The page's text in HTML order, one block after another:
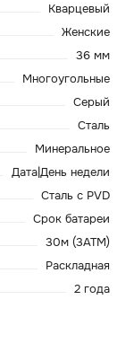
Кварцевый
Женские
36 мм
Многоугольные
Серый
Сталь
Минеральное
Дата|День недели
Сталь с PVD
Срок батареи
30м (3ATM)
Раскладная
2 года